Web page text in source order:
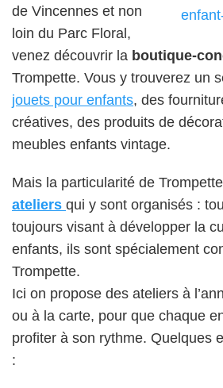
de Vincennes et non
loin du Parc Floral,
venez découvrir la boutique-
Trompette. Vous y trouverez un
jouets pour enfants, des
créatives, des produits de
meubles enfants vintage.
Mais la particularité de
ateliers qui y sont organisés :
toujours visant à développer la
enfants, ils sont spécialement
Trompette.
Ici on propose des ateliers à
ou à la carte, pour que chaque
profiter à son rythme. Quelques
: